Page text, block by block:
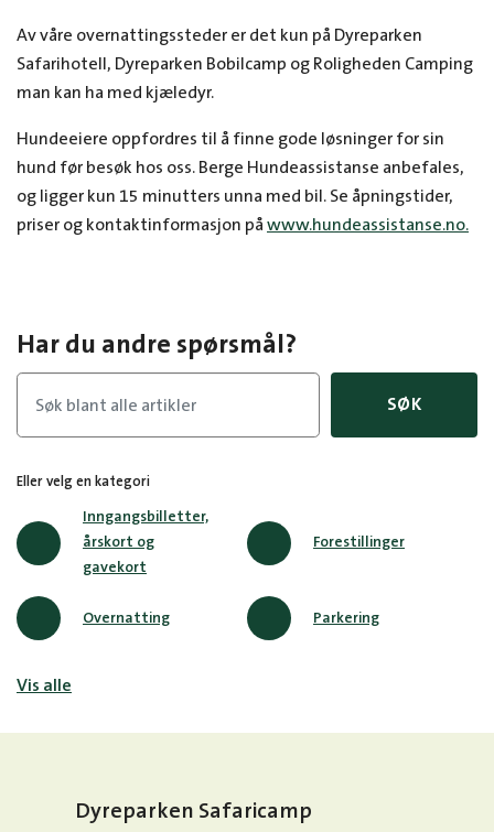
Av våre overnattingssteder er det kun på Dyreparken
Safarihotell, Dyreparken Bobilcamp og Roligheden Camping
man kan ha med kjæledyr.
Hundeeiere oppfordres til å finne gode løsninger for sin
hund før besøk hos oss. Berge Hundeassistanse anbefales,
og ligger kun 15 minutters unna med bil. Se åpningstider,
priser og kontaktinformasjon på www.hundeassistanse.no.
Har du andre spørsmål?
SØK
Eller velg en kategori
Inngangsbilletter,
årskort og
gavekort
Forestillinger
Overnatting Parkering
Vis alle
Dyreparken Safaricamp